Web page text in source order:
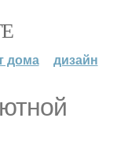
дома дизайн